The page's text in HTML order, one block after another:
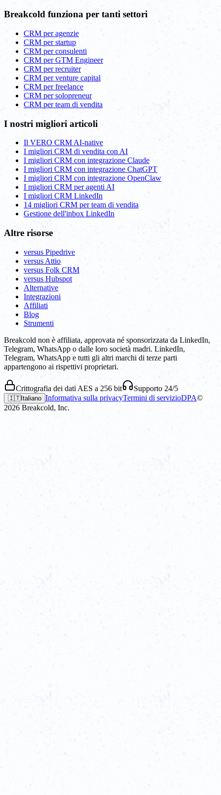
Breakcold funziona per tanti settori
CRM per agenzie
CRM per startup
CRM per consulenti
CRM per GTM Engineer
CRM per recruiter
CRM per venture capital
CRM per freelance
CRM per solopreneur
CRM per team di vendita
I nostri migliori articoli
Il VERO CRM AI-native
I migliori CRM di vendita con AI
I migliori CRM con integrazione Claude
I migliori CRM con integrazione ChatGPT
I migliori CRM con integrazione OpenClaw
I migliori CRM per agenti AI
I migliori CRM LinkedIn
14 migliori CRM per team di vendita
Gestione dell'inbox LinkedIn
Altre risorse
versus Pipedrive
versus Attio
versus Folk CRM
versus Hubspot
Alternative
Integrazioni
Affiliati
Blog
Strumenti
Breakcold non è affiliata, approvata né sponsorizzata da LinkedIn,
Telegram, WhatsApp o dalle loro società madri. LinkedIn,
Telegram, WhatsApp e tutti gli altri marchi di terze parti
appartengono ai rispettivi proprietari.
Crittografia dei dati AES a 256 bit Supporto 24/5
🇮🇹Italiano Informativa sulla privacyTermini di servizioDPA©
2026 Breakcold, Inc.